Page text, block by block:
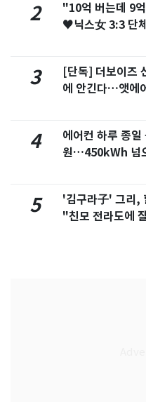
2
"10억 버는데 9
♥닉스女 3:3 단
3
[단독] 더보이즈
에 안긴다…앳에
4
에어컨 하루 종
원…450kWh 넘
5
'김구라子' 그리,
"친모 전라도에